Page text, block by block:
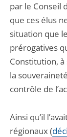
par le Conseil
que ces élus
situation que
prérogatives
Constitution, à
la
contrôle de
Ainsi qu’il
régionaux (